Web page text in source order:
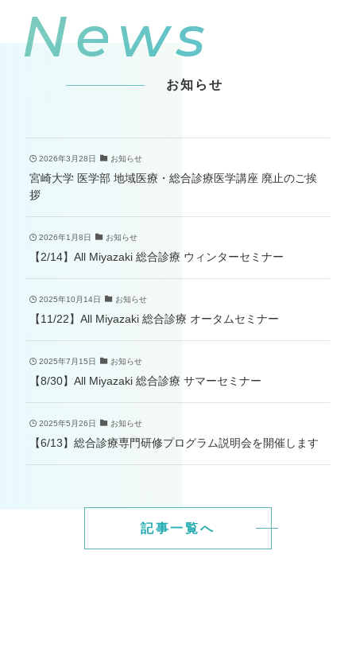
News
お知らせ
2026年3月28日 お知らせ
宮崎大学 医学部 地域医療・総合診療医学講座 廃止のご挨
拶
2026年1月8日 お知らせ
【2/14】All Miyazaki 総合診療 ウィンターセミナー
2025年10月14日 お知らせ
【11/22】All Miyazaki 総合診療 オータムセミナー
2025年7月15日 お知らせ
【8/30】All Miyazaki 総合診療 サマーセミナー
2025年5月26日 お知らせ
【6/13】総合診療専門研修プログラム説明会を開催します
記事一覧へ